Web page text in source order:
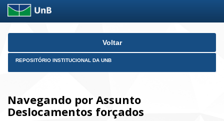
Skip
Voltar
REPOSITÓRIO INSTITUCIONAL DA UNB
Navegando por Assunto
Deslocamentos forçados